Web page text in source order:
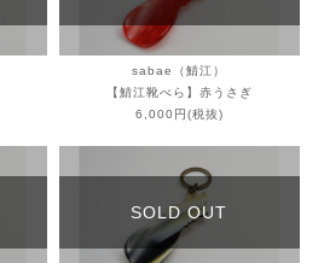
sabae（鯖江）
【鯖江靴べら】赤うさぎ
6,000円(税抜)
SOLD OUT